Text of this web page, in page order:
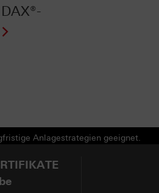
Anlagestrategien geeignet.